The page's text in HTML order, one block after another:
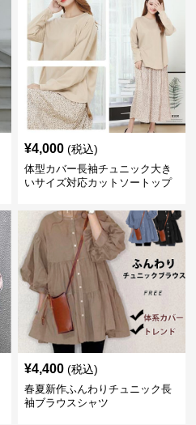
¥4,000 (税込)
体型カバー長袖チュニック大き
いサイズ対応カットソートップ
¥4,400 (税込)
春夏新作ふんわりチュニック長
袖ブラウスシャツ